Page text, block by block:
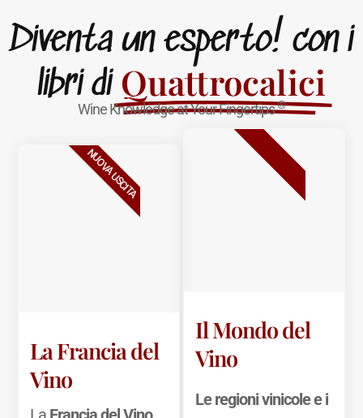
Diventa un esperto! con i
libri di Quattrocalici
Wine Knowledge at Your Fingertips®
La Francia del
Vino
NUOVA USCITA
Il Mondo del
Vino
Le regioni vinicole e i
BESTSELLER